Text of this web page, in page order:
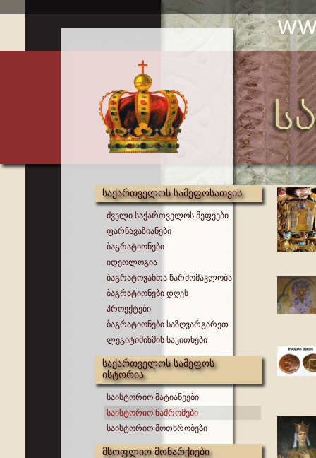
საქართველოს სამეფოსათვის
ძველი საქართველოს მეფეები
ფარნავაზიანები
ბაგრატიონები
იდეოლოგია
ბაგრატოვანთა წარმომავლობა
ბაგრატიონები დღეს
პროექტები
ბაგრატიონები საზღვარგარეთ
ლეგიტიმიზმის საკითხები
საქართველოს სამეფოს
ისტორია
საისტორიო მატიანეები
საისტორიო ნაშრომები
საისტორიო მოთხრობები
მსოფლიო მონარქიები